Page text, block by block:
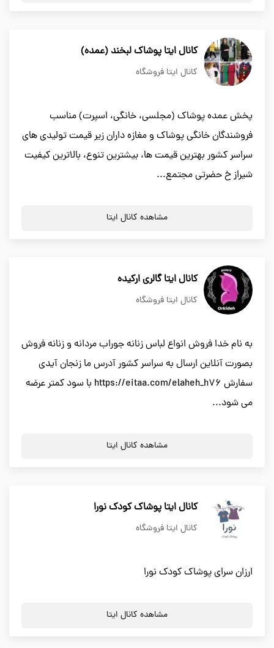
کانال ایتا پوشاک لبخند (عمده)
کانال ایتا فروشگاه
پخش عمده پوشاک (مجلسی، خانگی، اسپرت) مناسب
فروشندگان خانگی پوشاک و مغازه داران زیر قیمت تولیدی های
سراسر کشور بهترین قیمت ها، بیشترین تنوع، بالاترین کیفیت
شیراز خ حضرتی مجتمع...
مشاهده کانال ایتا
کانال ایتا گالری ارکیده
کانال ایتا فروشگاه
به نام خدا فروش انواع لباس زنانه جوراب مردانه و زنانه فروش
بصورت آنلاین ارسال به سراسر کشور آدرس ما زنجان آیدی
سفارش https://eitaa.com/elaheh_h76 با سود کمتر عرضه
می شود...
مشاهده کانال ایتا
کانال ایتا پوشاک کودک نورا
کانال ایتا فروشگاه
ارزان سرای پوشاک کودک نورا
مشاهده کانال ایتا